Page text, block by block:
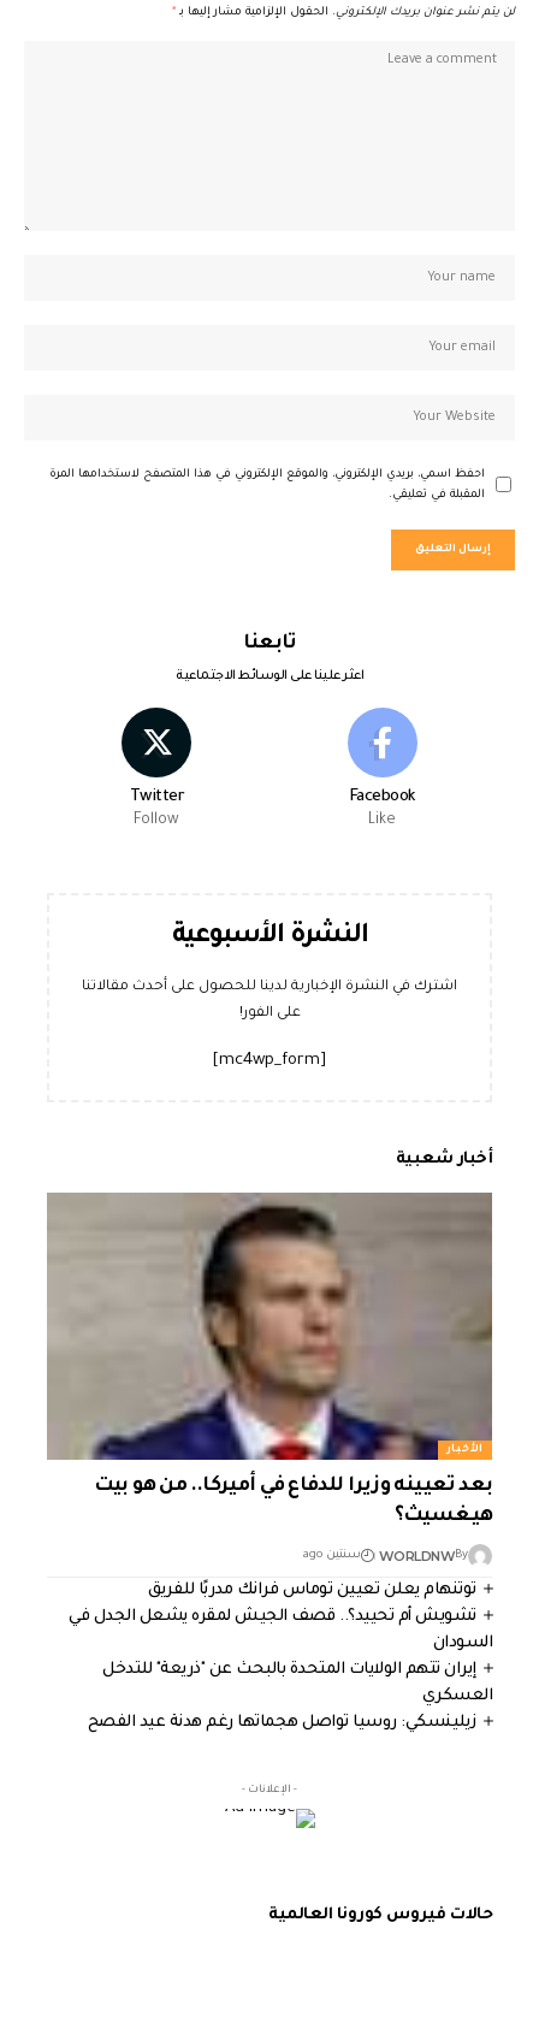
لن يتم نشر عنوان بريدك الإلكتروني. الحقول الإلزامية مشار إليها بـ *
احفظ اسمي، بريدي الإلكتروني، والموقع الإلكتروني في هذا المتصفح لاستخدامها المرة
المقبلة في تعليقي.
تابعنا
اعثر علينا على الوسائط الاجتماعية
Facebook
Like
Twitter
Follow
النشرة الأسبوعية
اشترك في النشرة الإخبارية لدينا للحصول على أحدث مقالاتنا
على الفور!
أخبار شعبية
الأخبار
بعد تعيينه وزيرا للدفاع في أميركا.. من هو بيت
هيغسيث؟
By
WORLDNW سنتين ago
توتنهام يعلن تعيين توماس فرانك مدربًا للفريق
تشويش أم تحييد؟.. قصف الجيش لمقره يشعل الجدل في
السودان
إيران تتهم الولايات المتحدة بالبحث عن "ذريعة" للتدخل
العسكري
زيلينسكي: روسيا تواصل هجماتها رغم هدنة عيد الفصح
- الإعلانات -
حالات فيروس كورونا العالمية